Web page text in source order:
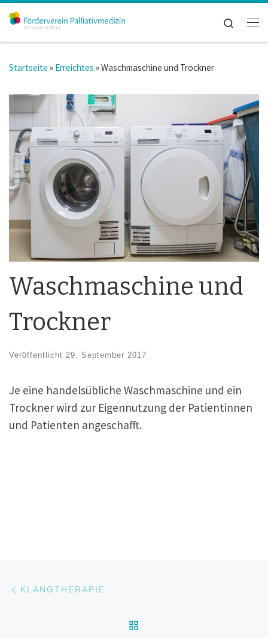
Zum Inhalt springen
Search
Startseite » Erreichtes »Waschmaschine und Trockner
Waschmaschine und
Trockner
Veröffentlicht 29. September 2017
Je eine handelsübliche Waschmaschine und ein
Trockner wird zur Eigennutzung der Patientinnen
und Patienten angeschafft.
Beitragsnavigation
KLANGTHERAPIE